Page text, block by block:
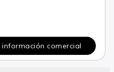
comercial